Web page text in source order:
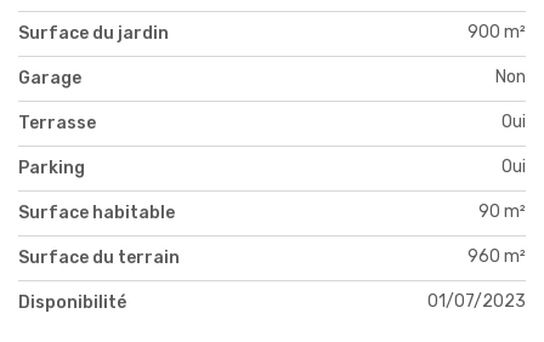
Surface du jardin 900 m²
Garage Non
Terrasse Oui
Parking Oui
Surface habitable 90 m²
Surface du terrain 960 m²
Disponibilité 01/07/2023